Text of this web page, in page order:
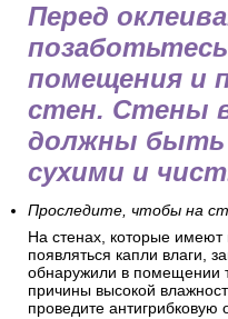
Перед
помещения и
стен. Стены
должны быть
сухими и
Проследите, чтобы на
На стенах, которые имеют
появляться капли влаги,
обнаружили в помещении
причины высокой
проведите антигрибковую